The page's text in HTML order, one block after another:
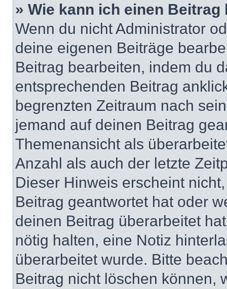
» Wie kann ich einen
Wenn du nicht Administrator
deine eigenen Beiträge
Beitrag bearbeiten, indem du
entsprechenden Beitrag
begrenzten Zeitraum nach
jemand auf deinen Beitrag
Themenansicht als
Anzahl als auch der letzte
Dieser Hinweis erscheint
Beitrag geantwortet hat oder
deinen Beitrag überarbeitet
nötig halten, eine Notiz
überarbeitet wurde. Bitte
Beitrag nicht löschen können,